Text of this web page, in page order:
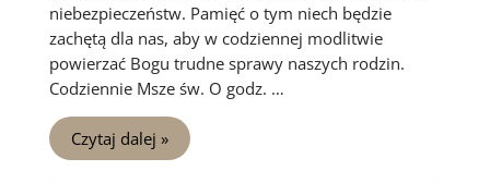
niebezpieczeństw. Pamięć o tym niech będzie
zachętą dla nas, aby w codziennej modlitwie
powierzać Bogu trudne sprawy naszych rodzin.
Codziennie Msze św. O godz. …
Niedziela
po
Bożym
Czytaj dalej »